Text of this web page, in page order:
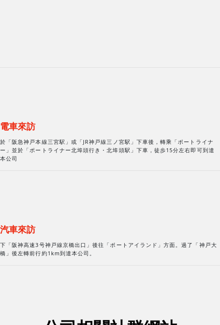
電車來訪
於「阪急神戸本線三宮駅」或「JR神戸線三ノ宮駅」下車後，轉乘「ポートライナ
ー」並於「ポートライナー北埠頭行き・北埠頭駅」下車，徒歩15分左右即可到達
本公司
汽車來訪
下「阪神高速3号神戸線京橋出口」後往「ポートアイランド」方面。過了「神戸大
橋」後左轉前行約1km到達本公司。